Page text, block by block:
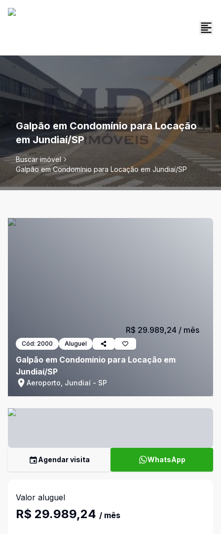
Galpão em Condomínio para Locação
em Jundiaí/SP
Buscar imóvel
Galpão em Condomínio para Locação em Jundiaí/SP
Cód: 2000 Aluguel
Galpão em Condomínio para Locação em
Jundiaí/SP
Aeroporto, Jundiaí - SP
R$ 29.989,24 / mês
Agendar visita WhatsApp
Valor aluguel
R$ 29.989,24 / mês